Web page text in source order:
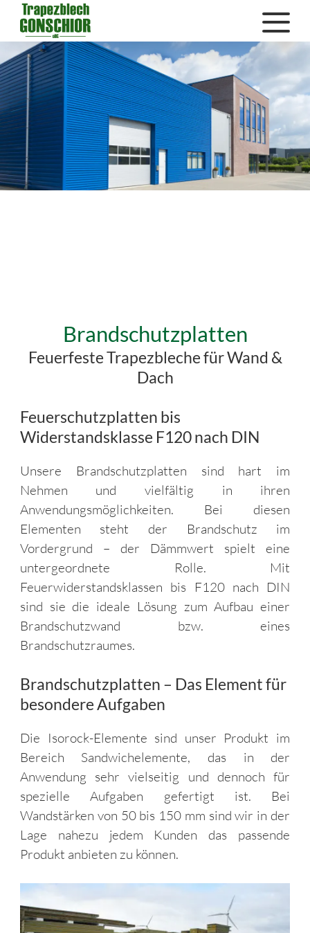
Brandschutzplatten
Feuerfeste Trapezbleche für Wand &
Dach
Feuerschutzplatten bis
Widerstandsklasse F120 nach DIN
Unsere Brandschutzplatten sind hart im
Nehmen und vielfältig in ihren
Anwendungsmöglichkeiten. Bei diesen
Elementen steht der Brandschutz im
Vordergrund – der Dämmwert spielt eine
untergeordnete Rolle. Mit
Feuerwiderstandsklassen bis F120 nach DIN
sind sie die ideale Lösung zum Aufbau einer
Brandschutzwand bzw. eines
Brandschutzraumes.
Brandschutzplatten – Das Element für
besondere Aufgaben
Die Isorock-Elemente sind unser Produkt im
Bereich Sandwichelemente, das in der
Anwendung sehr vielseitig und dennoch für
spezielle Aufgaben gefertigt ist. Bei
Wandstärken von 50 bis 150 mm sind wir in der
Lage nahezu jedem Kunden das passende
Produkt anbieten zu können.